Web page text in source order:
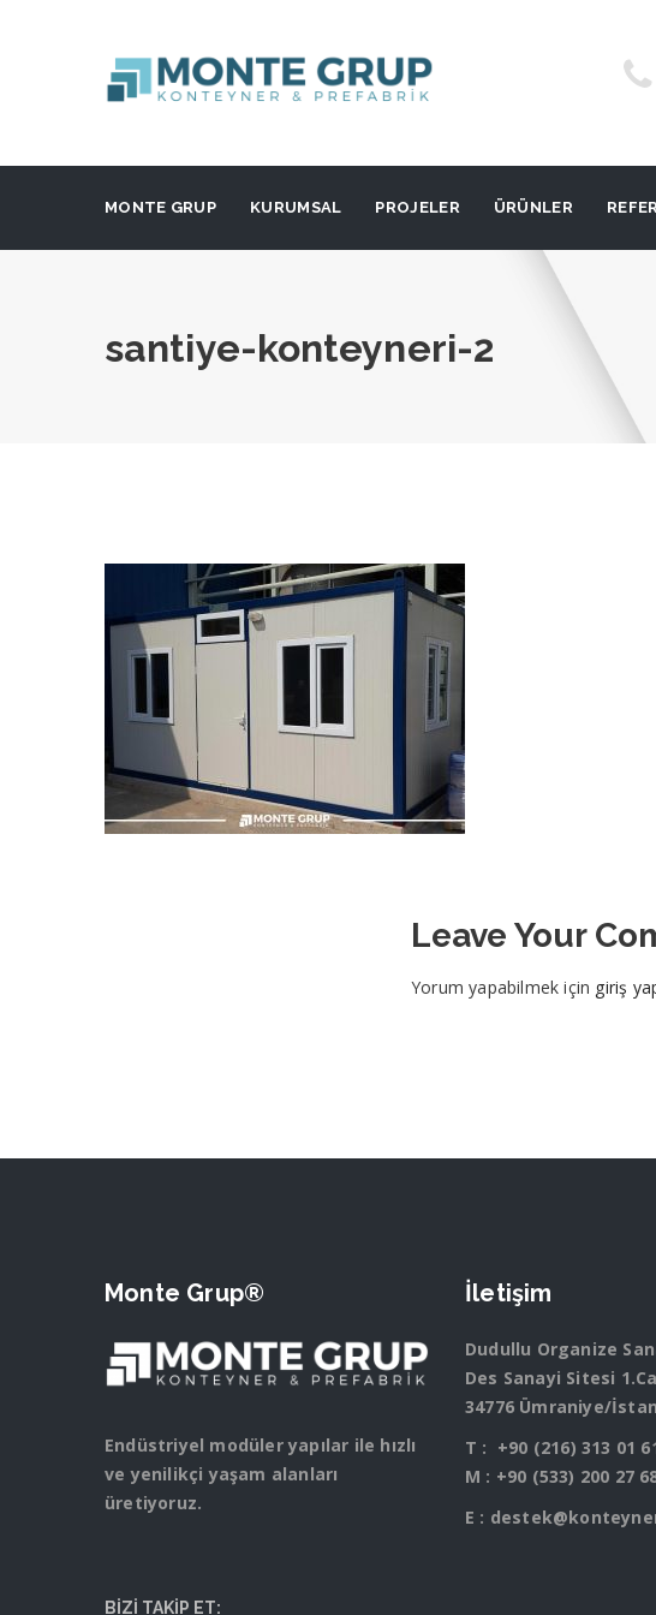
MONTE GRUP KURUMSAL PROJELER ÜRÜNLER
santiye-konteyneri-2
Leave Your
Yorum yapabilmek için giriş
Monte Grup®
Endüstriyel modüler yapılar ile hızlı
ve yenilikçi yaşam alanları
üretiyoruz.
BİZİ TAKİP ET:
İletişim
Dudullu Organize
Des Sanayi Sitesi
34776 Ümraniye/
T : +90 (216) 313 01
M : +90 (533) 200 27
E :